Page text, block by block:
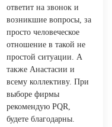
ответит на звонок и
возникшие вопросы, за
просто человеческое
отношение в такой не
простой ситуации. А
также Анастасии и
всему коллективу. При
выборе фирмы
рекомендую PQR,
будете благодарны.